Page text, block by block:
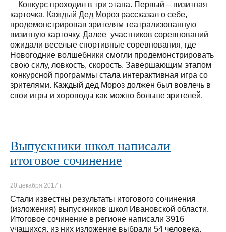
Конкурс проходил в три этапа. Первый – визитная
карточка. Каждый Дед Мороз рассказал о себе,
продемонстрировав зрителям театрализованную
визитную карточку. Далее участников соревнований
ожидали веселые спортивные соревнования, где
Новогодние волшебники смогли продемонстрировать
свою силу, ловкость, скорость. Завершающим этапом
конкурсной программы стала интерактивная игра со
зрителями. Каждый дед Мороз должен был вовлечь в
свои игры и хороводы как можно больше зрителей.
Выпускники школ написали
итоговое сочинение
20 декабря 2017 г.
Стали известны результаты итогового сочинения
(изложения) выпускников школ Ивановской области.
Итоговое сочинение в регионе написали 3916
учащихся, из них изложение выбрали 54 человека.